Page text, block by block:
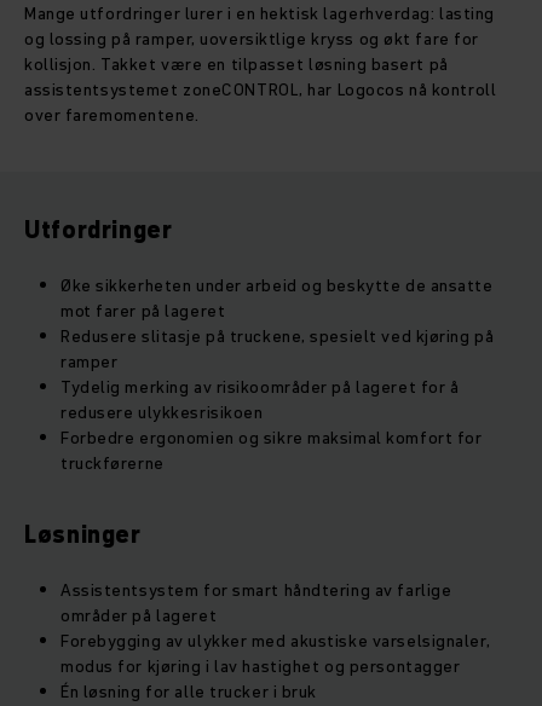
Mange utfordringer lurer i en hektisk lagerhverdag: lasting
og lossing på ramper, uoversiktlige kryss og økt fare for
kollisjon. Takket være en tilpasset løsning basert på
assistentsystemet zoneCONTROL, har Logocos nå kontroll
over faremomentene.
Utfordringer
Øke sikkerheten under arbeid og beskytte de ansatte
mot farer på lageret
Redusere slitasje på truckene, spesielt ved kjøring på
ramper
Tydelig merking av risikoområder på lageret for å
redusere ulykkesrisikoen
Forbedre ergonomien og sikre maksimal komfort for
truckførerne
Løsninger
Assistentsystem for smart håndtering av farlige
områder på lageret
Forebygging av ulykker med akustiske varselsignaler,
modus for kjøring i lav hastighet og persontagger
Én løsning for alle trucker i bruk